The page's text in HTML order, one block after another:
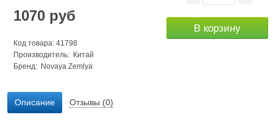
1070 руб
Код товара: 41798
Производитель: Китай
Бренд: Novaya Zemlya
В корзину
Описание Отзывы (0)